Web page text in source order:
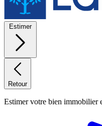
Estimer
Retour
Estimer votre bien immobilier